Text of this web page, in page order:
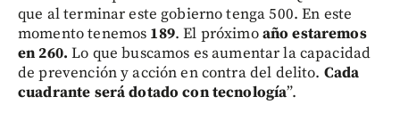
que al terminar este gobierno tenga 500. En este
momento tenemos 189. El próximoaño estaremos
en 260. Lo que buscamos es aumentar la capacidad
de prevención y acción en contra del delito. Cada
cuadrante será dotado con tecnología”.